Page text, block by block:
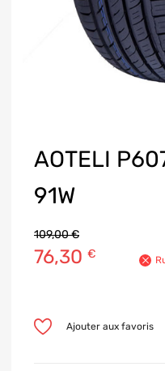
AOTELI
91W
109,00€
76,30 €
Ajouter aux favoris